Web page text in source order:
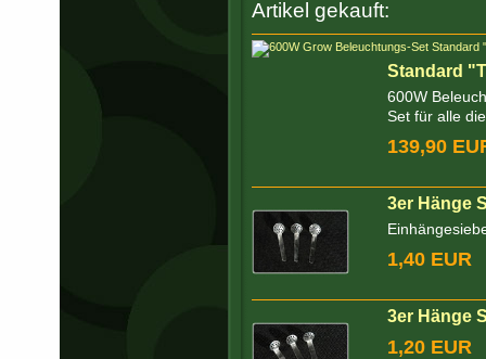
Artikel gekauft:
Standard
600W
Set für alle
139,90
3er Hänge
1,40 EUR
3er Hänge
1,20 EUR